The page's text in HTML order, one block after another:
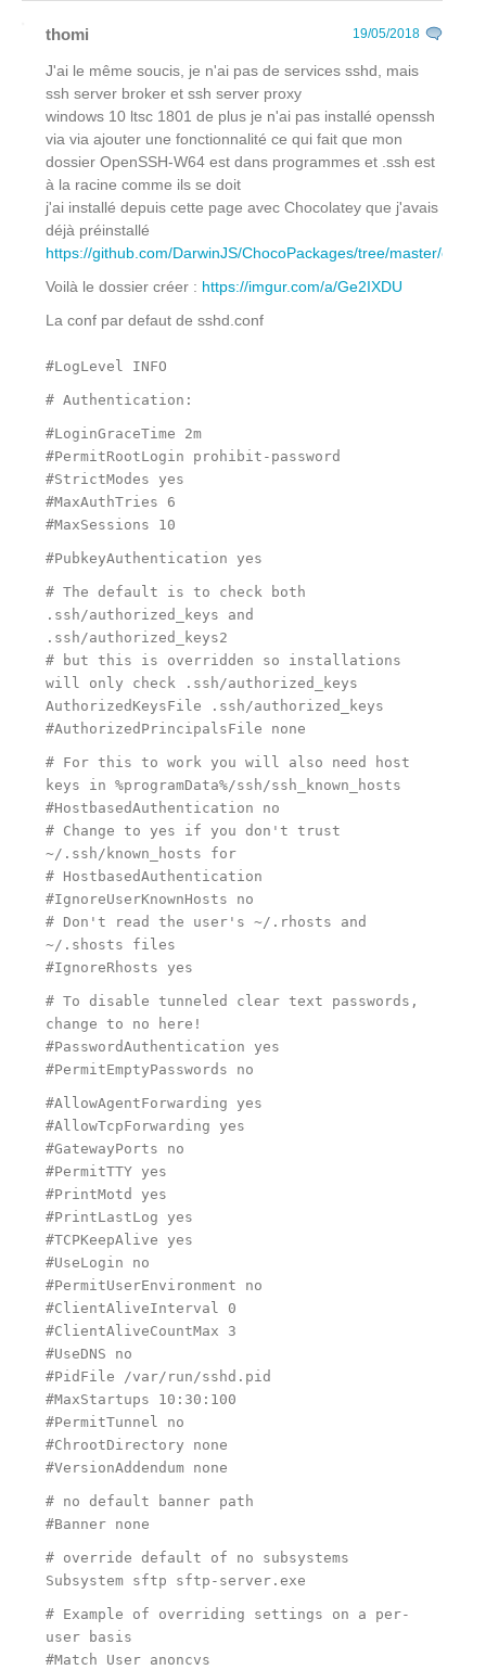
thomi 19/05/2018
J'ai le même soucis, je n'ai pas de services sshd, mais
ssh server broker et ssh server proxy
windows 10 ltsc 1801 de plus je n'ai pas installé openssh
via via ajouter une fonctionnalité ce qui fait que mon
dossier OpenSSH-W64 est dans programmes et .ssh est
à la racine comme ils se doit
j'ai installé depuis cette page avec Chocolatey que j'avais
déjà préinstallé
https://github.com/DarwinJS/ChocoPackages/tree/master/
Voilà le dossier créer : https://imgur.com/a/Ge2IXDU
La conf par defaut de sshd.conf
#LogLevel INFO
# Authentication:
#LoginGraceTime 2m
#PermitRootLogin prohibit-password
#StrictModes yes
#MaxAuthTries 6
#MaxSessions 10
#PubkeyAuthentication yes
# The default is to check both
.ssh/authorized_keys and
.ssh/authorized_keys2
# but this is overridden so installations
will only check .ssh/authorized_keys
AuthorizedKeysFile .ssh/authorized_keys
#AuthorizedPrincipalsFile none
# For this to work you will also need host
keys in %programData%/ssh/ssh_known_hosts
#HostbasedAuthentication no
# Change to yes if you don't trust
~/.ssh/known_hosts for
# HostbasedAuthentication
#IgnoreUserKnownHosts no
# Don't read the user's ~/.rhosts and
~/.shosts files
#IgnoreRhosts yes
# To disable tunneled clear text passwords,
change to no here!
#PasswordAuthentication yes
#PermitEmptyPasswords no
#AllowAgentForwarding yes
#AllowTcpForwarding yes
#GatewayPorts no
#PermitTTY yes
#PrintMotd yes
#PrintLastLog yes
#TCPKeepAlive yes
#UseLogin no
#PermitUserEnvironment no
#ClientAliveInterval 0
#ClientAliveCountMax 3
#UseDNS no
#PidFile /var/run/sshd.pid
#MaxStartups 10:30:100
#PermitTunnel no
#ChrootDirectory none
#VersionAddendum none
# no default banner path
#Banner none
# override default of no subsystems
Subsystem sftp sftp-server.exe
# Example of overriding settings on a per-
user basis
#Match User anoncvs